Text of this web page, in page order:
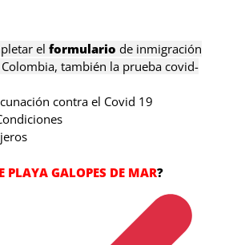
el formulario de inmigración
también la prueba covid-
contra el Covid 19
PLAYA GALOPES DE MAR?